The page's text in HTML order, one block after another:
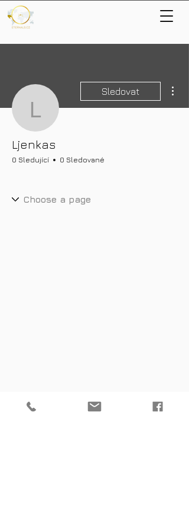
Ljenkas
Sledovat
Ljenkas
0 Sledující 0 Sledované